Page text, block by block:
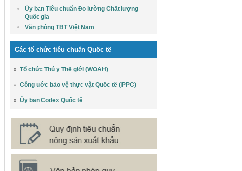
Ủy ban Tiêu chuẩn Đo lường Chất lượng
Quốc gia
Văn phòng TBT Việt Nam
Các tổ chức tiêu chuẩn Quốc tế
Tổ chức Thú y Thế giới (WOAH)
Công ước bảo vệ thực vật Quốc tế (IPPC)
Ủy ban Codex Quốc tế